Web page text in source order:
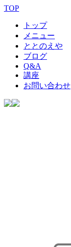
TOP
トップ
メニュー
ととのえや
ブログ
Q&A
講座
お問い合わせ